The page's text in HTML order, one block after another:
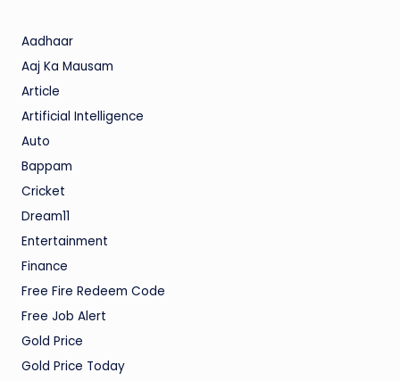
Aadhaar
Aaj Ka Mausam
Article
Artificial Intelligence
Auto
Bappam
Cricket
Dream11
Entertainment
Finance
Free Fire Redeem Code
Free Job Alert
Gold Price
Gold Price Today